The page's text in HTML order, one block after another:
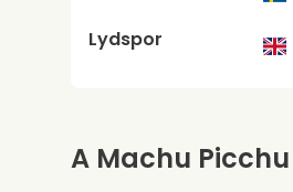
Lydspor
A Machu